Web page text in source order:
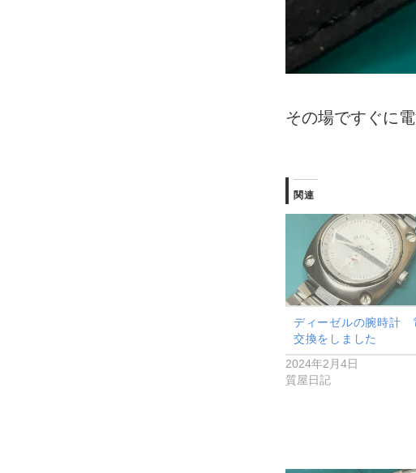
その場ですぐに
関連
ディーゼルの腕時計
交換をしました
2024年2月4日
質屋日記